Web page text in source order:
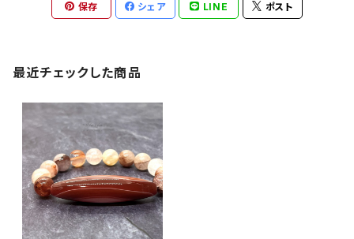
保存 シェア LINE ポスト
最近チェックした商品